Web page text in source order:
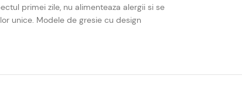
primei zile, nu alimenteaza alergii si se
unice. Modele de gresie cu design